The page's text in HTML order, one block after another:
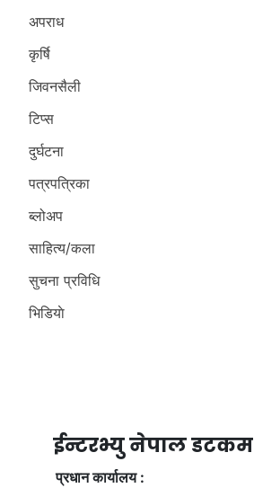
अपराध
कृर्षि
जिवनसैली
टिप्स
दुर्घटना
पत्रपत्रिका
ब्लोअप
साहित्य/कला
सुचना प्रविधि
भिडियाे
ईन्टरभ्यु नेपाल डटकम
प्रधान कार्यालय :